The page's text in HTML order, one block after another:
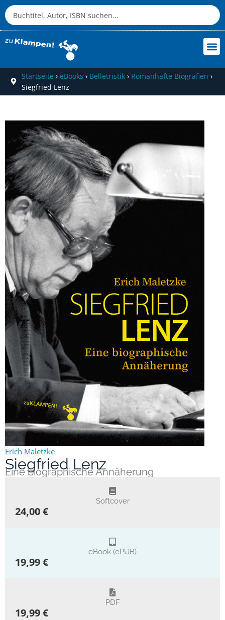
Startseite › eBooks › Belletristik› Romanhafte Biografien ›
Siegfried Lenz
Erich Maletzke
Siegfried Lenz
Eine biographische Annäherung
Softcover
24,00 €
eBook (ePUB)
19,99 €
PDF
19,99 €